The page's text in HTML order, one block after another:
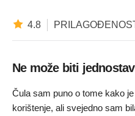
4.8
Ne može biti
Čula sam puno o tome kako
korištenje, ali svejedno sam